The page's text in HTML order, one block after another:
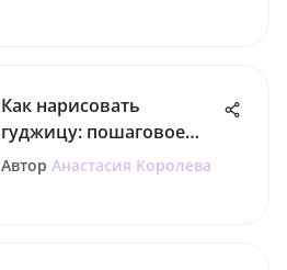
Как нарисовать
гуджицу: пошаговое
руководство для
Автор Анастасия Королева